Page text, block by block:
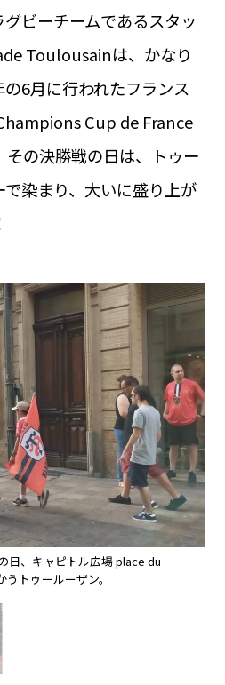
ビーチームであるスタッ
Toulousainは、かなり
6月に行われたフランス
Cup de France
の決勝戦の日は、トゥー
染まり、大いに盛り上が
日、キャピトル広場 place du
トゥールーザン。